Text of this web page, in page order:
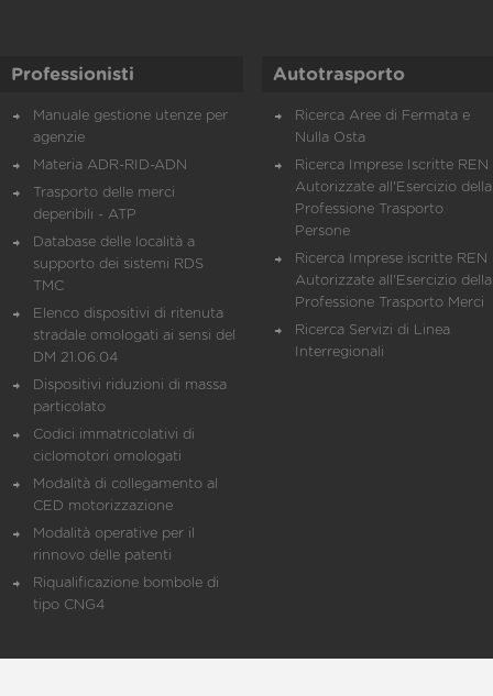
Professionisti
Manuale gestione utenze per
agenzie
Materia ADR-RID-ADN
Trasporto delle merci
deperibili - ATP
Database delle località a
supporto dei sistemi RDS
TMC
Elenco dispositivi di ritenuta
stradale omologati ai sensi del
DM 21.06.04
Dispositivi riduzioni di massa
particolato
Codici immatricolativi di
ciclomotori omologati
Modalità di collegamento al
CED motorizzazione
Modalità operative per il
rinnovo delle patenti
Riqualificazione bombole di
tipo CNG4
Autotrasporto
Ricerca Aree di Fermata e
Nulla Osta
Ricerca Imprese Iscritte REN
Autorizzate all'Esercizio della
Professione Trasporto
Persone
Ricerca Imprese iscritte REN
Autorizzate all'Esercizio della
Professione Trasporto Merci
Ricerca Servizi di Linea
Interregionali